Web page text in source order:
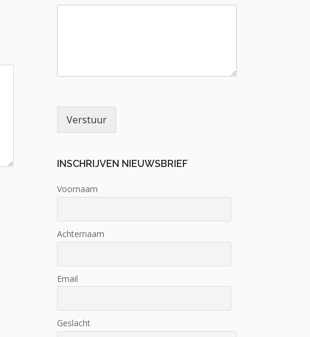
Verstuur
INSCHRIJVEN NIEUWSBRIEF
Voornaam
Achternaam
Email
Geslacht